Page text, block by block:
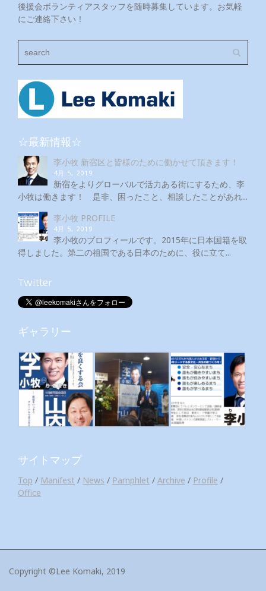
後援会ボランティアスタッフを随時募集しています。お気軽
にご連絡下さい！
☆最新情報☆
李小牧 新宿区と皆様のために働かせて頂きます！
4月 5, 2019
新宿をよりグローバルで活力ある街にするため、李
小牧は働きます！ 是非、困ったこと、相談したことがあれ...
李小牧 PROFILE
4月 5, 2019
李小牧のプロフィールです。2015年に日本国籍を取
得しました。第二の祖国である日本のために、役に立て...
Twitter
ギャラリー
サイトマップ
Top / Manifest / News / Pamphlet / Archive / Profile /
Office
Copyright ©Lee Komaki, 2019